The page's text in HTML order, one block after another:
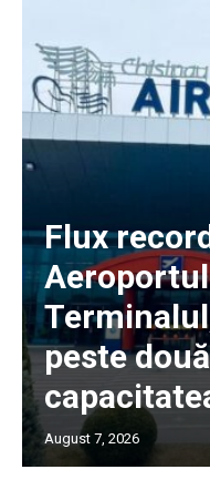
Flux
Aeroportul
peste
August 7, 2026